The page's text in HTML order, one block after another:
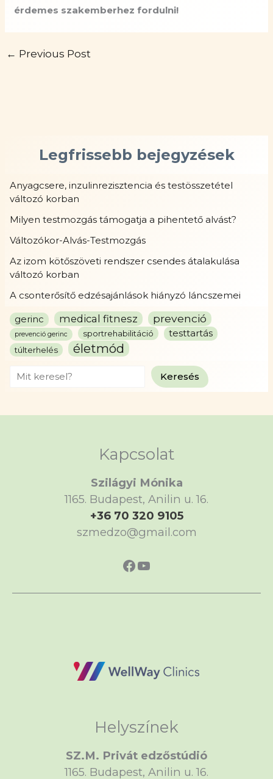
érdemes szakemberhez fordulni!
← Previous Post
Legfrissebb bejegyzések
Anyagcsere, inzulinrezisztencia és testösszetétel
változó korban
Milyen testmozgás támogatja a pihentető alvást?
Változókor-Alvás-Testmozgás
Az izom kötőszöveti rendszer csendes átalakulása
változó korban
A csonterősítő edzésajánlások hiányzó láncszemei
gerinc medical fitnesz prevenció
prevenció gerinc sportrehabilitáció testtartás
túlterhelés életmód
Search Keresés
Kapcsolat
Szilágyi Mónika
1165. Budapest, Anilin u. 16.
+36 70 320 9105
szmedzo@gmail.com
https://
https://
Helyszínek
SZ.M. Privát edzőstúdió
1165. Budapest, Anilin u. 16.